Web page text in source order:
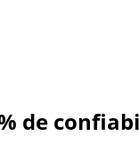
de